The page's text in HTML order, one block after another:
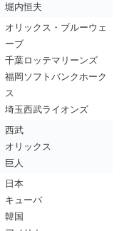
堀内恒夫
オリックス・ブルーウェ
ーブ
千葉ロッテマリーンズ
福岡ソフトバンクホーク
ス
埼玉西武ライオンズ
西武
オリックス
巨人
日本
キューバ
韓国